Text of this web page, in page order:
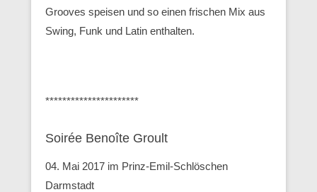
Grooves speisen und so einen frischen Mix aus
Swing, Funk und Latin enthalten.
**********************
Soirée Benoîte Groult
04. Mai 2017 im Prinz-Emil-Schlöschen
Darmstadt